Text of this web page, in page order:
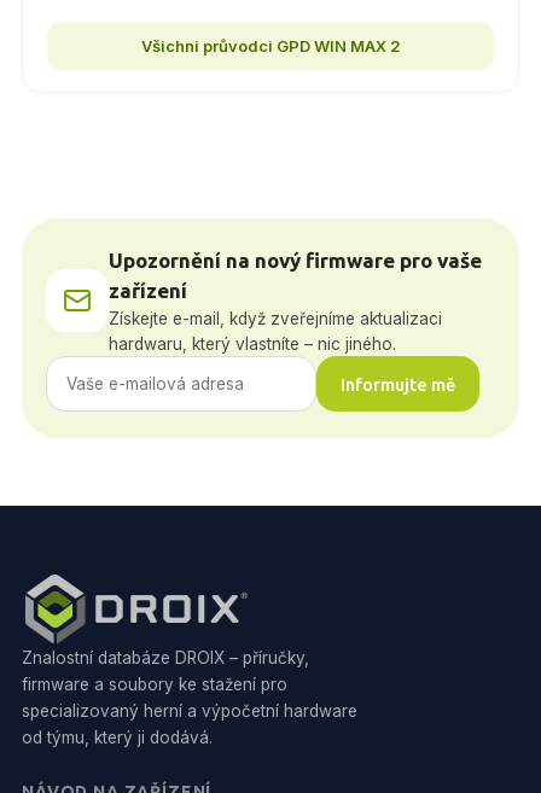
Všichni průvodci GPD WIN MAX 2
Upozornění na nový firmware pro vaše
zařízení
Získejte e-mail, když zveřejníme aktualizaci
hardwaru, který vlastníte – nic jiného.
Informujte mě
Znalostní databáze DROIX – příručky,
firmware a soubory ke stažení pro
specializovaný herní a výpočetní hardware
od týmu, který ji dodává.